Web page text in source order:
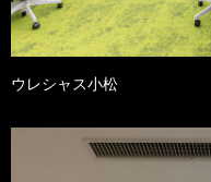
ウレシャス小松